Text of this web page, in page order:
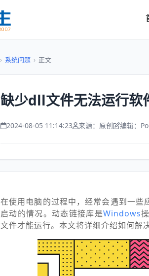
› 系统问题 › 正文
缺少dll文件无法运行软
2024-08-05 11:14:23 来源：原创 编辑：
在使用电脑的过程中，经常会遇到一些
启动的情况。动态链接库是Windows
文件才能运行。本文将详细介绍如何解